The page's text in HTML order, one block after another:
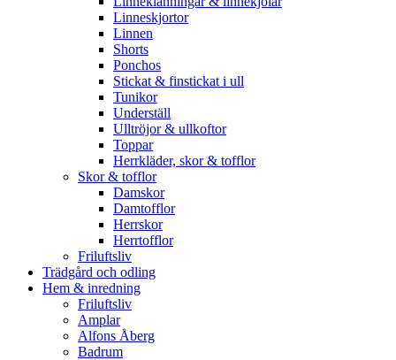
Linneskjortor
Linnen
Shorts
Ponchos
Stickat & finstickat i ull
Tunikor
Underställ
Ulltröjor & ullkoftor
Toppar
Herrkläder, skor & tofflor
Skor & tofflor
Damskor
Damtofflor
Herrskor
Herrtofflor
Friluftsliv
Trädgård och odling
Hem & inredning
Friluftsliv
Amplar
Alfons Åberg
Badrum